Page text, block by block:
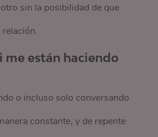
sin la posibilidad de que
relación.
me están haciendo
o incluso solo conversando
constante, y de repente